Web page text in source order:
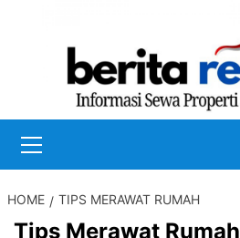
Menu
HOME TIPS MERAWAT RUMAH
Tips Merawat Rumah